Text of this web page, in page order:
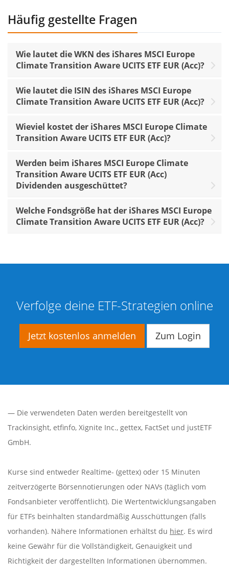
Häufig gestellte Fragen
Wie lautet die WKN des iShares MSCI Europe
Climate Transition Aware UCITS ETF EUR (Acc)?
Wie lautet die ISIN des iShares MSCI Europe
Climate Transition Aware UCITS ETF EUR (Acc)?
Wieviel kostet der iShares MSCI Europe Climate
Transition Aware UCITS ETF EUR (Acc)?
Werden beim iShares MSCI Europe Climate
Transition Aware UCITS ETF EUR (Acc)
Dividenden ausgeschüttet?
Welche Fondsgröße hat der iShares MSCI Europe
Climate Transition Aware UCITS ETF EUR (Acc)?
Verfolge deine ETF-Strategien online
Jetzt kostenlos anmelden Zum Login
— Die verwendeten Daten werden bereitgestellt von
Trackinsight, etfinfo, Xignite Inc., gettex, FactSet und justETF
GmbH.
Kurse sind entweder Realtime- (gettex) oder 15 Minuten
zeitverzögerte Börsennotierungen oder NAVs (täglich vom
Fondsanbieter veröffentlicht). Die Wertentwicklungsangaben
für ETFs beinhalten standardmäßig Ausschüttungen (falls
vorhanden). Nähere Informationen erhältst du hier. Es wird
keine Gewähr für die Vollständigkeit, Genauigkeit und
Richtigkeit der dargestellten Informationen übernommen.